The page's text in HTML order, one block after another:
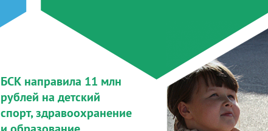
БСК направила 11 млн
рублей на детский
спорт, здравоохранение